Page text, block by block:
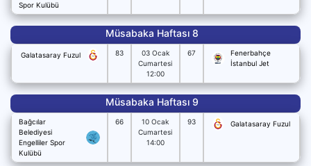
Spor Kulübü
Müsabaka Haftası 8
Galatasaray Fuzul 83
03 Ocak
Cumartesi
12:00
67
Fenerbahçe
İstanbul Jet
Müsabaka Haftası 9
Bağcılar
Belediyesi
Engelliler Spor
Kulübü
66
10 Ocak
Cumartesi
14:00
93 Galatasaray Fuzul